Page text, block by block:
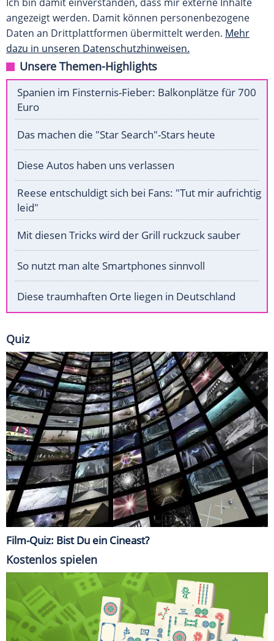
angezeigt werden. Damit können personenbezogene
Daten an Drittplattformen übermittelt werden. Mehr
dazu in unseren Datenschutzhinweisen.
Unsere Themen-Highlights
Spanien im Finsternis-Fieber: Balkonplätze für 700
Euro
Das machen die "Star Search"-Stars heute
Diese Autos haben uns verlassen
Reese entschuldigt sich bei Fans: "Tut mir aufrichtig
leid"
Mit diesen Tricks wird der Grill ruckzuck sauber
So nutzt man alte Smartphones sinnvoll
Diese traumhaften Orte liegen in Deutschland
Quiz
Film-Quiz: Bist Du ein Cineast?
Kostenlos spielen